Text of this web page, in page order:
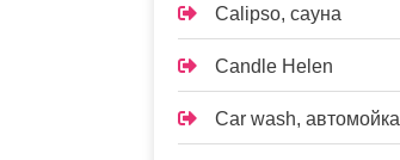
Calipso, сауна
Candle Helen
Car wash, автомойка